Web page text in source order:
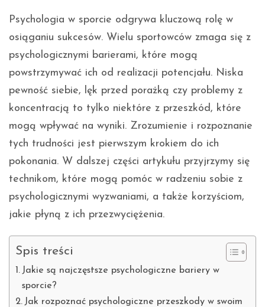
Psychologia w sporcie odgrywa kluczową rolę w
osiąganiu sukcesów. Wielu sportowców zmaga się z
psychologicznymi barierami, które mogą
powstrzymywać ich od realizacji potencjału. Niska
pewność siebie, lęk przed porażką czy problemy z
koncentracją to tylko niektóre z przeszkód, które
mogą wpływać na wyniki. Zrozumienie i rozpoznanie
tych trudności jest pierwszym krokiem do ich
pokonania. W dalszej części artykułu przyjrzymy się
technikom, które mogą pomóc w radzeniu sobie z
psychologicznymi wyzwaniami, a także korzyściom,
jakie płyną z ich przezwyciężenia.
Spis treści
Jakie są najczęstsze psychologiczne bariery w
sporcie?
Jak rozpoznać psychologiczne przeszkody w swoim